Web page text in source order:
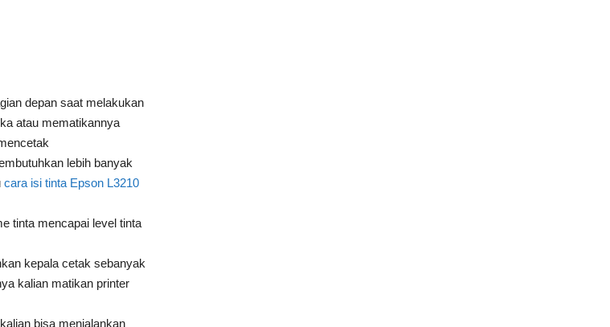
depan saat melakukan
atau mematikannya
lebih banyak
cara isi tinta Epson L3210
tinta mencapai level tinta
kepala cetak sebanyak
kalian matikan printer
bisa menjalankan